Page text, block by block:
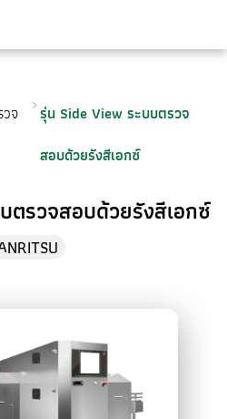
วจ
รุ่น Side View ระบบตรวจ
สอบด้วยรังสีเอกซ์
ตรวจสอบด้วยรังสีเอกซ์